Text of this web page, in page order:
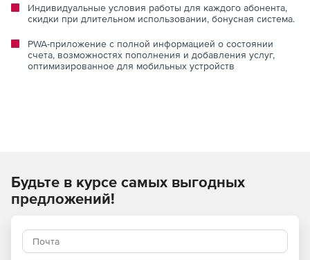
Индивидуальные условия работы для каждого абонента,
скидки при длительном использовании, бонусная система.
PWA-приложение с полной информацией о состоянии
счета, возможностях пополнения и добавления услуг,
оптимизированное для мобильных устройств
Будьте в курсе самых выгодных
предложений!